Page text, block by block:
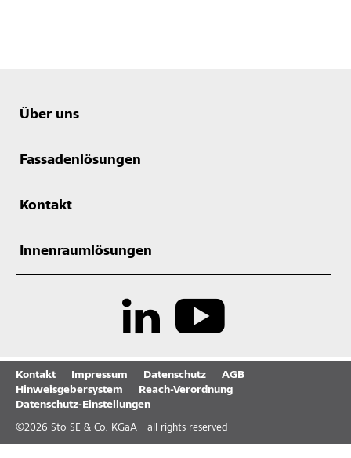
Über uns
Fassadenlösungen
Kontakt
Innenraumlösungen
Kontakt Impressum Datenschutz
AGB
Hinweisgebersystem
Reach-Verordnung
Datenschutz-Einstellungen
©2026 Sto SE & Co. KGaA - all rights reserved